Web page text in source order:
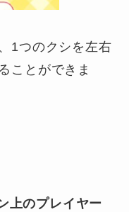
1つのクシを左右
ことができま
上のプレイヤー